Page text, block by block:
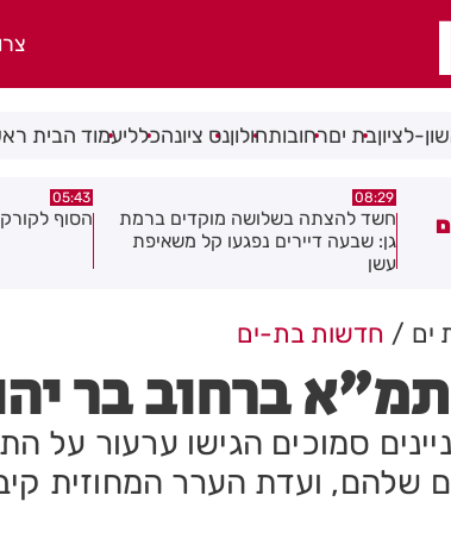
לציוןבת יםרחובותחולוןנס ציונהכלליעמוד הבית
05:43
הסוף לקורקינטים הציבוריים בחולון
00:32
בשורה
ים חדשות בת-ים
ברחוב בר
סמוכים הגישו ערעור על
שלהם, ועדת הערר המחוזית